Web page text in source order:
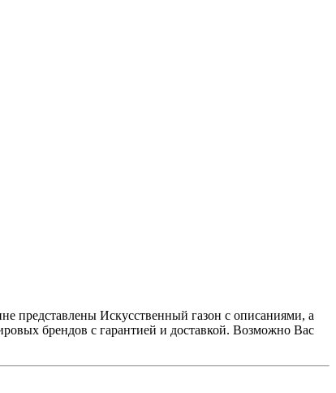
представлены Искусственный газон с описаниями, а
брендов с гарантией и доставкой. Возможно Вас